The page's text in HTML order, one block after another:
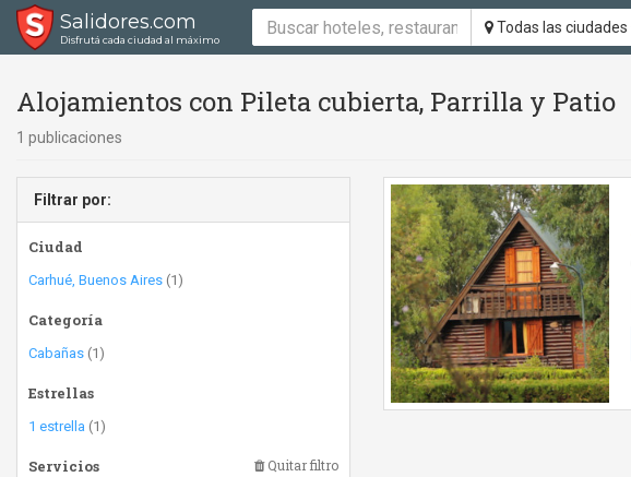
Salidores.com
Disfrutá cada ciudad al máximo
Todas las ciudades
Alojamientos con Pileta cubierta, Parrilla y Patio
1 publicaciones
Filtrar por:
Ciudad
Carhué, Buenos Aires (1)
Categoría
Cabañas (1)
Estrellas
1 estrella (1)
Servicios Quitar filtro